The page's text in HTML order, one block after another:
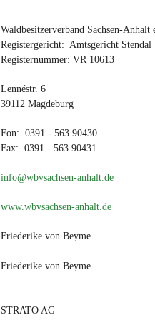
Waldbesitzerverband Sachsen-Anhalt
Registergericht: Amtsgericht Stendal
Registernummer: VR 10613
Lennéstr. 6
39112 Magdeburg
Fon: 0391 - 563 90430
Fax: 0391 - 563 90431
info@wbvsachsen-anhalt.de
www.wbvsachsen-anhalt.de
Friederike von Beyme
Friederike von Beyme
STRATO AG